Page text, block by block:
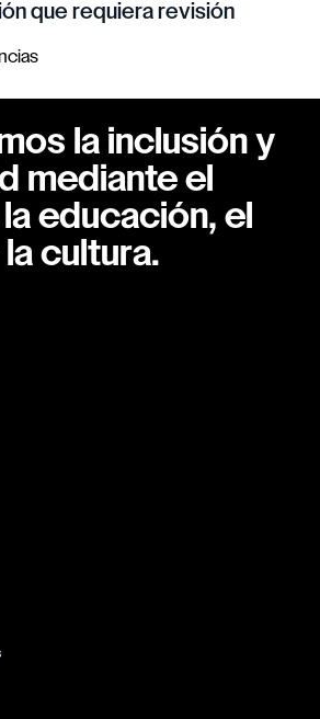
que requiera revisión
la inclusión y
mediante el
educación, el
cultura.